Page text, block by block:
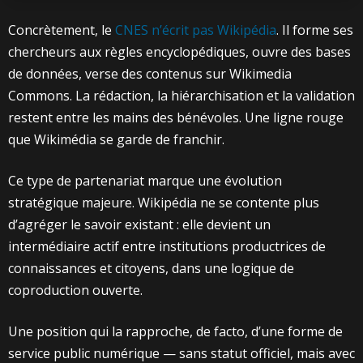
Concrètement, le CNES n’écrit pas Wikipédia. Il forme ses
chercheurs aux règles encyclopédiques, ouvre des bases
de données, verse des contenus sur Wikimedia
Commons. La rédaction, la hiérarchisation et la validation
restent entre les mains des bénévoles. Une ligne rouge
que Wikimédia se garde de franchir.
Ce type de partenariat marque une évolution
stratégique majeure. Wikipédia ne se contente plus
d’agréger le savoir existant : elle devient un
intermédiaire actif entre institutions productrices de
connaissances et citoyens, dans une logique de
coproduction ouverte.
Une position qui la rapproche, de facto, d’une forme de
service public numérique — sans statut officiel, mais avec